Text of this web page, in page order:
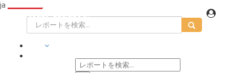
ja